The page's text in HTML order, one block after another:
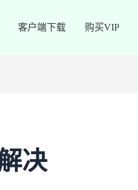
客户端下载 购买VIP
决